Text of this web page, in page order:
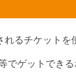
れるチケットを
でゲットでき